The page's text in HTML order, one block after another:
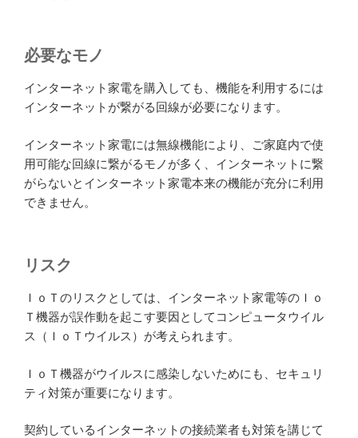
必要なモノ
インターネット家電を購入しても、機能を利用するには
インターネットが繋がる回線が必要になります。
インターネット家電には無線機能により、ご家庭内で使
用可能な回線に繋がるモノが多く、インターネットに繋
がらないとインターネット家電本来の機能が充分に利用
できません。
リスク
ＩｏＴのリスクとしては、インターネット家電等のＩｏ
Ｔ機器が誤作動を起こす要因としてコンピュータウイル
ス（ＩｏＴウイルス）が考えられます。
ＩｏＴ機器がウイルスに感染しないためにも、セキュリ
ティ対策が重要になります。
契約しているインターネットの接続業者も対策を講じて